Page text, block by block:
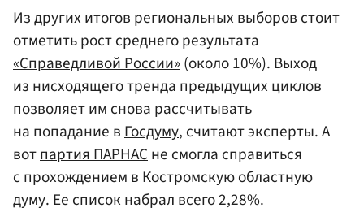
Из других итогов региональных выборов стоит
отметить рост среднего результата
«Справедливой России»(около 10%). Выход
из нисходящего тренда предыдущих циклов
позволяет им снова рассчитывать
на попадание вГосдуму, считают эксперты. А
вотпартия ПАРНАСне смогла справиться
с прохождением в Костромскую областную
думу. Ее список набрал всего 2,28%.